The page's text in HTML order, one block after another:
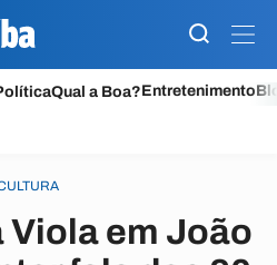
Qual a Boa?Entretenimento
Viola em João